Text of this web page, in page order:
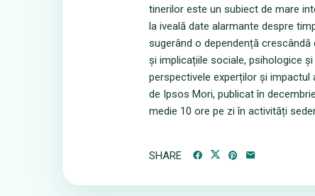
tinerilor este un subiect de mare
la iveală date alarmante despre
sugerând o dependență
și implicațiile sociale, psihologice
perspectivele experților și
de Ipsos Mori, publicat în
medie 10 ore pe zi în activități
SHARE